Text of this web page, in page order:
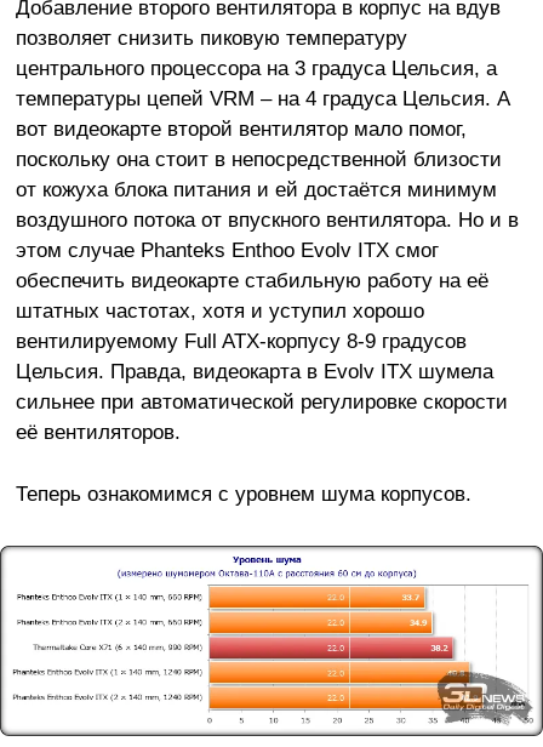
Добавление второго вентилятора в корпус на вдув
позволяет снизить пиковую температуру
центрального процессора на 3 градуса Цельсия, а
температуры цепей VRM – на 4 градуса Цельсия. А
вот видеокарте второй вентилятор мало помог,
поскольку она стоит в непосредственной близости
от кожуха блока питания и ей достаётся минимум
воздушного потока от впускного вентилятора. Но и в
этом случае Phanteks Enthoo Evolv ITX смог
обеспечить видеокарте стабильную работу на её
штатных частотах, хотя и уступил хорошо
вентилируемому Full ATX-корпусу 8-9 градусов
Цельсия. Правда, видеокарта в Evolv ITX шумела
сильнее при автоматической регулировке скорости
её вентиляторов.
Теперь ознакомимся с уровнем шума корпусов.